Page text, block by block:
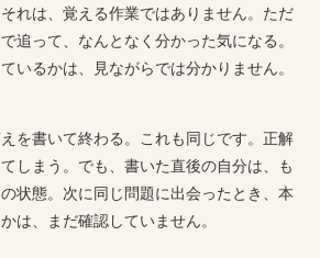
れは、覚える作業ではありません。ただ
追って、なんとなく分かった気になる。
いるかは、見ながらでは分かりません。
を書いて終わる。これも同じです。正解
しまう。でも、書いた直後の自分は、も
状態。次に同じ問題に出会ったとき、本
は、まだ確認していません。